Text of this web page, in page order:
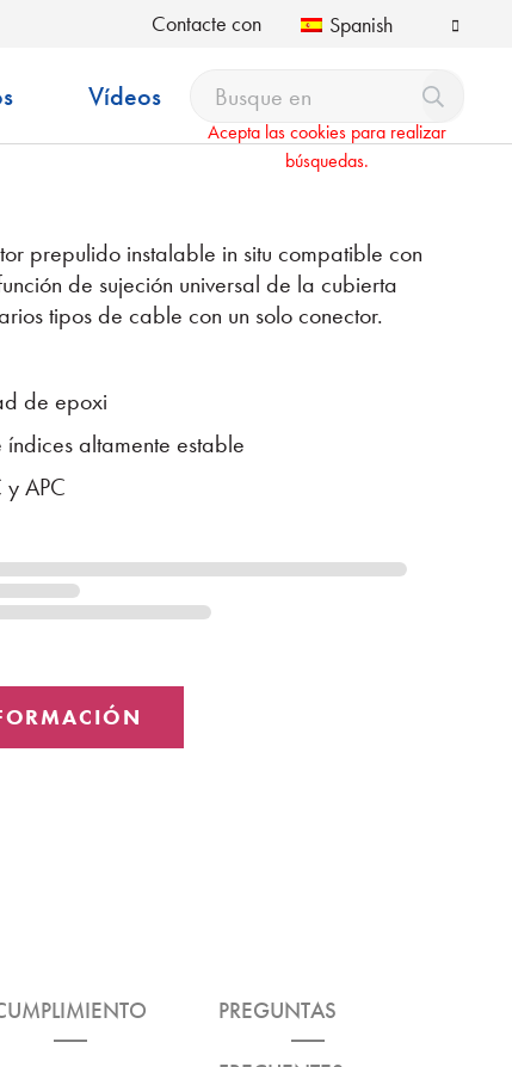
Contacte con Spanish
Vídeos
Acepta las cookies para realizar
búsquedas.
prepulido instalable in situ compatible con
de sujeción universal de la cubierta
tipos de cable con un solo conector.
de epoxi
altamente estable
y APC
PREGUNTAS